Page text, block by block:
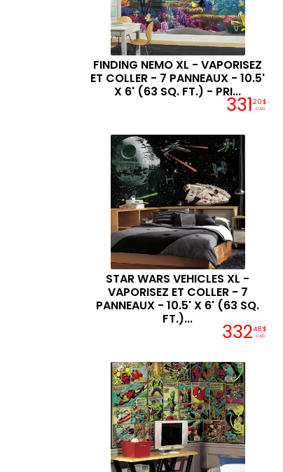
FINDING NEMO XL - VAPORISEZ
ET COLLER - 7 PANNEAUX - 10.5'
X 6' (63 SQ. FT.) - PRI...
33120$
CAD
STAR WARS VEHICLES XL -
VAPORISEZ ET COLLER - 7
PANNEAUX - 10.5' X 6' (63 SQ.
FT.)...
33248$
CAD